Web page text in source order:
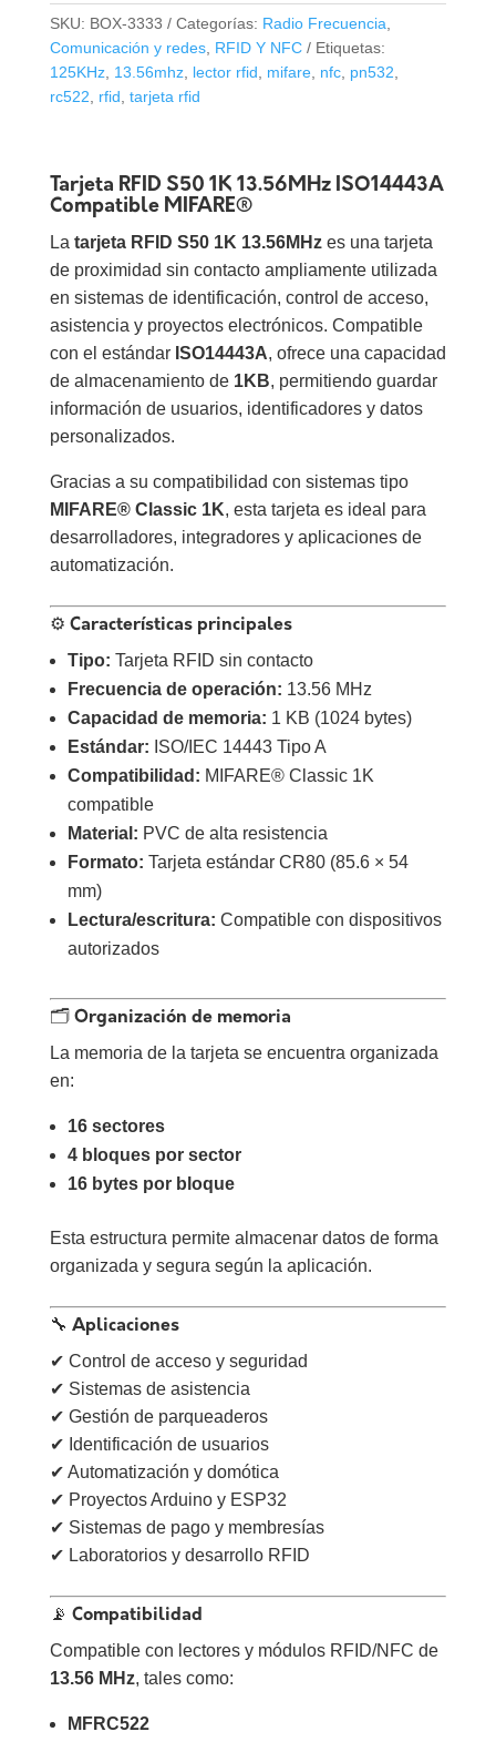
13.56MHz
ISO14443
Compatible
Mifare
SKU: BOX-3333 Categorías: Radio Frecuencia
Comunicación y redes, RFID Y NFC
Etiquetas:
125KHz, 13.56mhz, lector rfid mifare, nfc, pn532
rc522
rfid tarjeta rfid
Tarjeta RFID S50 1K 13.56MHz ISO14443A
Compatible MIFARE®
La tarjeta RFID S50 1K 13.56MHzes una tarjeta
de proximidad sin contacto ampliamente utilizada
en sistemas de identificación, control de acceso,
asistencia y proyectos electrónicos. Compatible
con el estándar ISO14443A, ofrece una capacidad
de almacenamiento de 1KB, permitiendo guardar
información de usuarios, identificadores y datos
personalizados.
Gracias a su compatibilidad con sistemas tipo
MIFARE® Classic 1K, esta tarjeta es ideal para
desarrolladores, integradores y aplicaciones de
automatización.
⚙️ Características principales
Tipo: Tarjeta RFID sin contacto
Frecuencia de operación: 13.56 MHz
Capacidad de memoria: 1 KB (1024 bytes)
Estándar: ISO/IEC 14443 Tipo A
Compatibilidad: MIFARE® Classic 1K
compatible
Material: PVC de alta resistencia
Formato: Tarjeta estándar CR80 (85.6 × 54
mm)
Lectura/escritura: Compatible con dispositivos
autorizados
🗂️ Organización de memoria
La memoria de la tarjeta se encuentra organizada
en:
16 sectores
4 bloques por sector
16 bytes por bloque
Esta estructura permite almacenar datos de forma
organizada y segura según la aplicación.
🔧 Aplicaciones
✔ Control de acceso y seguridad
✔ Sistemas de asistencia
✔ Gestión de parqueaderos
✔ Identificación de usuarios
✔ Automatización y domótica
✔ Proyectos Arduino y ESP32
✔ Sistemas de pago y membresías
✔ Laboratorios y desarrollo RFID
📡 Compatibilidad
Compatible con lectores y módulos RFID/NFC de
13.56 MHz, tales como:
MFRC522